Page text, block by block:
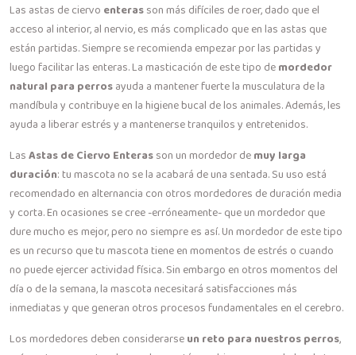
Las astas de ciervo enterasson más difíciles de roer, dado que el
acceso al interior, al nervio, es más complicado que en las astas que
están partidas. Siempre se recomienda empezar por las partidas y
luego facilitar las enteras. La masticación de este tipo demordedor
natural para perrosayuda a mantener fuerte la musculatura de la
mandíbula y contribuye en la higiene bucal de los animales. Además, les
ayuda a liberar estrés y a mantenerse tranquilos y entretenidos.
LasAstas de Ciervo Enterasson un mordedor demuy larga
duración: tu mascota no se la acabará de una sentada. Su uso está
recomendado en alternancia con otros mordedores de duración media
y corta. En ocasiones se cree -erróneamente- que un mordedor que
dure mucho es mejor, pero no siempre es así. Un mordedor de este tipo
es un recurso que tu mascota tiene en momentos de estrés o cuando
no puede ejercer actividad física. Sin embargo en otros momentos del
día o de la semana, la mascota necesitará satisfacciones más
inmediatas y que generan otros procesos fundamentales en el cerebro.
Los mordedores deben considerarseun reto para nuestros perros,